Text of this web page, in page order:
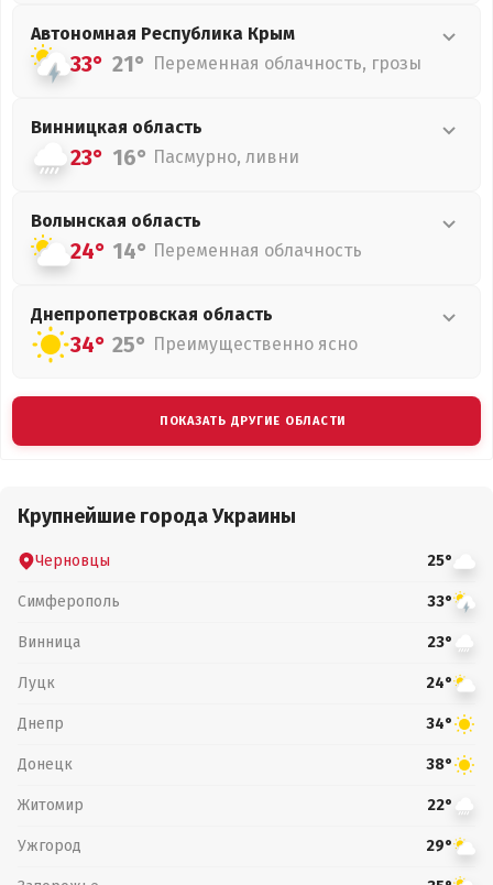
Автономная Республика Крым
33° 21° Переменная облачность, грозы
Винницкая область
23° 16° Пасмурно, ливни
Волынская область
24° 14° Переменная облачность
Днепропетровская область
34° 25° Преимущественно ясно
ПОКАЗАТЬ ДРУГИЕ ОБЛАСТИ
Крупнейшие города Украины
Черновцы 25°
Симферополь 33°
Винница 23°
Луцк 24°
Днепр 34°
Донецк 38°
Житомир 22°
Ужгород 29°